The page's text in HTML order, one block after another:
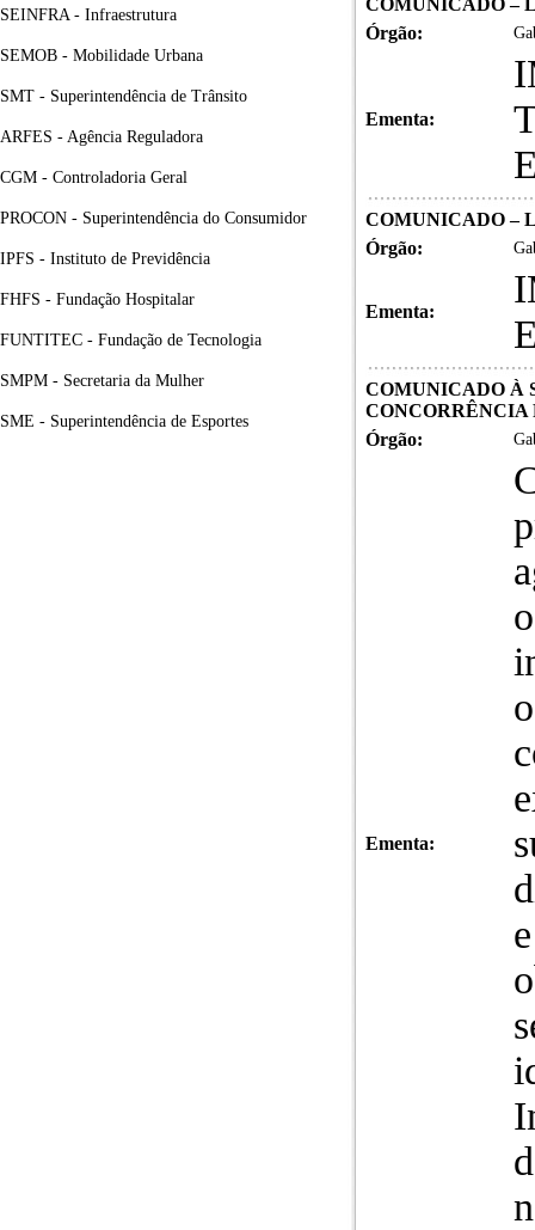
SEINFRA - Infraestrutura
SEMOB - Mobilidade Urbana
SMT - Superintendência de Trânsito
ARFES - Agência Reguladora
CGM - Controladoria Geral
PROCON - Superintendência do Consumidor
IPFS - Instituto de Previdência
FHFS - Fundação Hospitalar
FUNTITEC - Fundação de Tecnologia
SMPM - Secretaria da Mulher
SME - Superintendência de Esportes
COMUNICADO –
Órgão:
Ementa:
COMUNICADO –
Órgão:
Ementa:
COMUNICADO À
CONCORRÊNCIA
Órgão:
Ementa: